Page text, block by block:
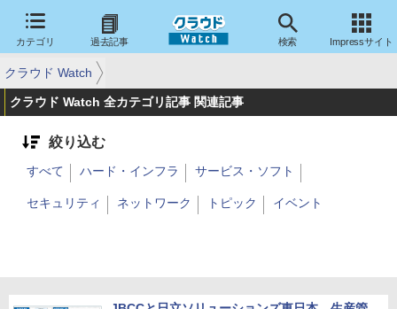
カテゴリ 過去記事 検索 Impressサイト
クラウド Watch
クラウド Watch 全カテゴリ記事 関連記事
絞り込む
すべて ハード・インフラ サービス・ソフト
セキュリティ ネットワーク トピック イベント